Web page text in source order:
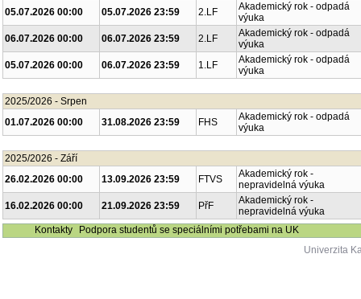
05.07.2026 00:00
05.07.2026 23:59 2.LF
Akademický rok - odpadá
výuka
06.07.2026 00:00
06.07.2026 23:59 2.LF
Akademický rok - odpadá
výuka
05.07.2026 00:00
06.07.2026 23:59 1.LF
Akademický rok - odpadá
výuka
2025/2026 - Srpen
01.07.2026 00:00
31.08.2026 23:59 FHS
Akademický rok - odpadá
výuka
2025/2026 - Září
26.02.2026 00:00
13.09.2026 23:59 FTVS
Akademický rok -
nepravidelná výuka
16.02.2026 00:00
21.09.2026 23:59 PřF
Akademický rok -
nepravidelná výuka
Kontakty
Podpora studentů se speciálními potřebami na UK
Univerzita